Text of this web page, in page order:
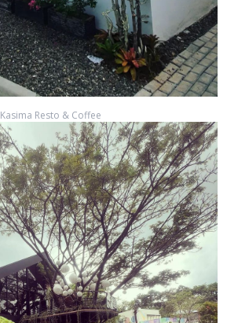
Kasima Resto & Coffee